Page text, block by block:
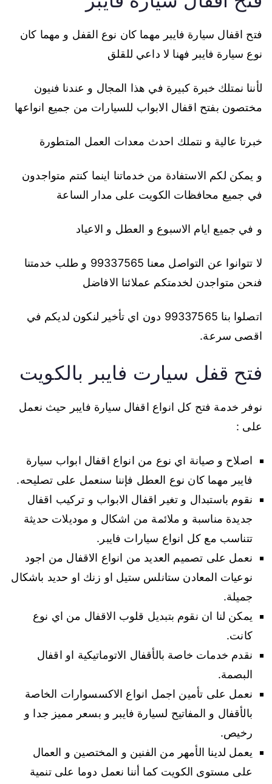
فتح اقفال سيارة فايبر مهما كان نوع القفل و مهما كان
نوع سيارة فايبر فهنا لا داعي للقلق
لأننا نمتلك خبرة كبيرة في هذا المجال و عندنا فنيون
مختصون بفتح اقفال الابواب للسيارات من جميع انواعها
خبرتا عالية و نتملك احدث معدات العمل المتطورة
و يمكن لكم الاستفادة من خدماتنا اينما كنتم متواجدون
في جميع محافظات الكويت على مدار الساعة
و في جميع ايام الاسبوع و العطل و الاعياد
لا تتوانوا عن التواصل معنا 99337565 و طلب خدمتنا
فنحن متواجدن لخدمتكم عملائنا الافاضل
اتصلوا بنا 99337565 دون اي تأخير لنكون لديكم في
اقصى سرعة.
فتح قفل سيارت فايبر بالكويت
نوفر خدمة فتح كل انواع اقفال سيارة فايبر حيث نعمل
على :
اصلاح و صيانة اي نوع من انواع اقفال ابواب سيارة
فايبر مهما كان نوع العطل فإننا سنعمل على تصليحه.
نقوم باستبدال و تغير اقفال الابواب و تركيب اقفال
جديدة مناسبة و ملائمة من اشكال و موديلات حديثة
تتناسب مع كل انواع سيارات فايبر.
نعمل على تصميم العديد من انواع الاقفال من اجود
نوعيات المعادن ستانلس ستيل او زنك او حديد باشكال
جميلة.
يمكن لنا ان نقوم بتبديل قلوب الاقفال من اي نوع
كانت.
نقدم خدمات خاصة بالأقفال الاتوماتيكية او اقفال
البصمة.
نعمل على تأمين اجمل انواع الاكسسوارات الخاصة
بالأقفال و المفاتيح لسيارة فايبر و بسعر مميز جدا و
رخيص.
يعمل لدينا الأمهر من الفنين و المختصين و العمال
على مستوى الكويت كما أننا نعمل دوما على تنمية